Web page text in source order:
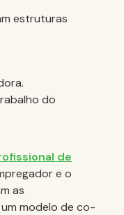
estruturas
do
de
e o
as
modelo de co-